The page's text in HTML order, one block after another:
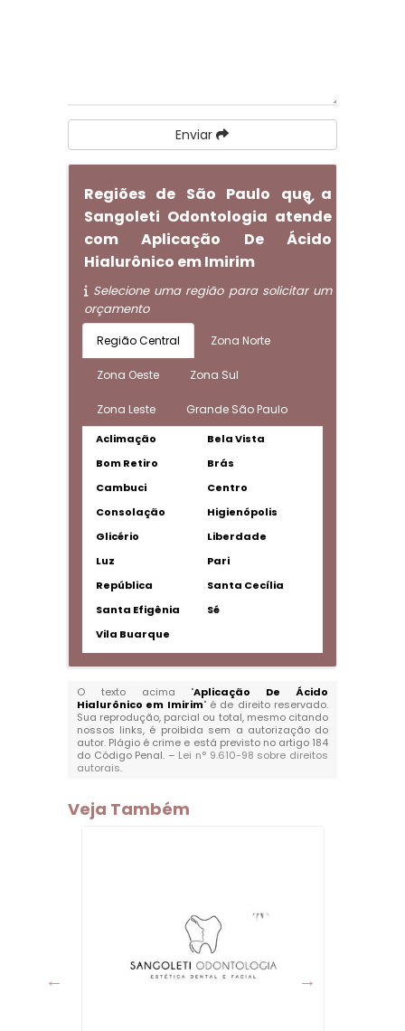
Enviar
Regiões de São Paulo que a
Sangoleti Odontologia atende
com Aplicação De Ácido
Hialurônico em Imirim
Selecione uma região para solicitar um
orçamento
Região Central Zona Norte
Zona Oeste Zona Sul
Zona Leste Grande São Paulo
Aclimação
Bela Vista
Bom Retiro
Brás
Cambuci
Centro
Consolação
Higienópolis
Glicério
Liberdade
Luz
Pari
República
Santa Cecília
Santa Efigênia
Sé
Vila Buarque
O texto acima "Aplicação De Ácido
Hialurônico em Imirim" é de direito reservado.
Sua reprodução, parcial ou total, mesmo citando
nossos links, é proibida sem a autorização do
autor. Plágio é crime e está previsto no artigo 184
do Código Penal. – Lei n° 9.610-98 sobre direitos
autorais.
Veja Também